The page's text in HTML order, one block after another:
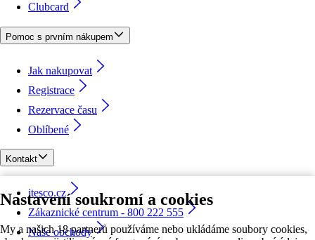
Nastavení soukromí a cookies
My a našich 18 partnerů používáme nebo ukládáme soubory cookies,
Clubcard
Pomoc s prvním nákupem
Jak nakupovat
Registrace
Rezervace času
Oblíbené
Kontakt
itesco.cz
Zákaznické centrum - 800 222 555
Naše obchody